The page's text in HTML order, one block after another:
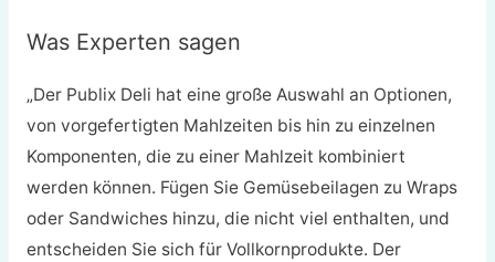
Was Experten sagen
„Der Publix Deli hat eine große Auswahl an Optionen,
von vorgefertigten Mahlzeiten bis hin zu einzelnen
Komponenten, die zu einer Mahlzeit kombiniert
werden können. Fügen Sie Gemüsebeilagen zu Wraps
oder Sandwiches hinzu, die nicht viel enthalten, und
entscheiden Sie sich für Vollkornprodukte. Der